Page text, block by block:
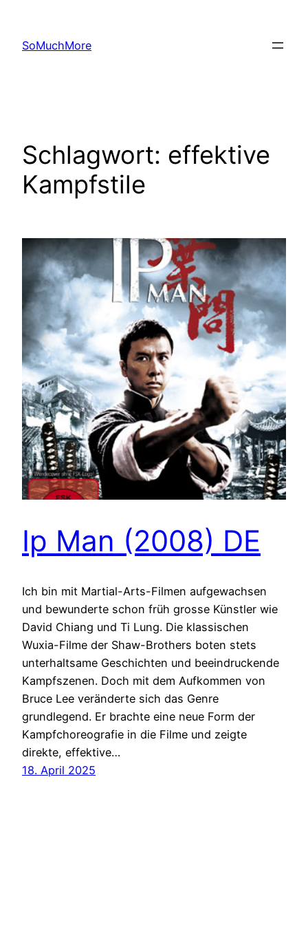
springen
SoMuchMore
Schlagwort: effektive
Kampfstile
Ip Man (2008) DE
Ich bin mit Martial-Arts-Filmen aufgewachsen
und bewunderte schon früh grosse Künstler wie
David Chiang und Ti Lung. Die klassischen
Wuxia-Filme der Shaw-Brothers boten stets
unterhaltsame Geschichten und beeindruckende
Kampfszenen. Doch mit dem Aufkommen von
Bruce Lee veränderte sich das Genre
grundlegend. Er brachte eine neue Form der
Kampfchoreografie in die Filme und zeigte
direkte, effektive…
18. April 2025